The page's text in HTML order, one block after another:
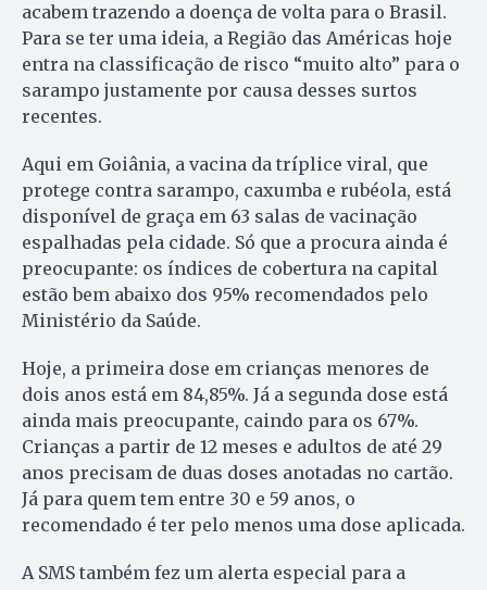
acabem trazendo a doença de volta para o Brasil.
Para se ter uma ideia, a Região das Américas hoje
entra na classificação de risco “muito alto” para o
sarampo justamente por causa desses surtos
recentes.
Aqui em Goiânia, a vacina da tríplice viral, que
protege contra sarampo, caxumba e rubéola, está
disponível de graça em 63 salas de vacinação
espalhadas pela cidade. Só que a procura ainda é
preocupante: os índices de cobertura na capital
estão bem abaixo dos 95% recomendados pelo
Ministério da Saúde.
Hoje, a primeira dose em crianças menores de
dois anos está em 84,85%. Já a segunda dose está
ainda mais preocupante, caindo para os 67%.
Crianças a partir de 12 meses e adultos de até 29
anos precisam de duas doses anotadas no cartão.
Já para quem tem entre 30 e 59 anos, o
recomendado é ter pelo menos uma dose aplicada.
A SMS também fez um alerta especial para a